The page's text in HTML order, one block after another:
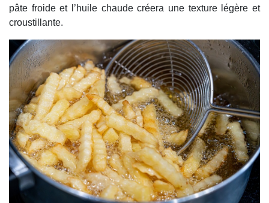
pâte froide et l’huile chaude créera une texture légère et
croustillante.